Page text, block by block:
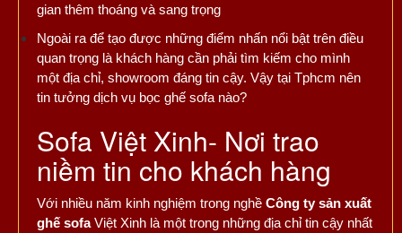
gian thêm thoáng và sang trọng
Ngoài ra để tạo được những điểm nhấn nổi bật trên điều
quan trọng là khách hàng cần phải tìm kiếm cho mình
một địa chỉ, showroom đáng tin cậy. Vậy tại Tphcm nên
tin tưởng dịch vụ bọc ghế sofa nào?
Sofa Việt Xinh- Nơi trao
niềm tin cho khách hàng
Với nhiều năm kinh nghiệm trong nghề Công ty sản xuất
ghế sofaViệt Xinh là một trong những địa chỉ tin cậy nhất